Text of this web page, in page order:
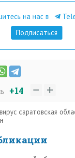
на нас в
Подписаться
+14
саратовская